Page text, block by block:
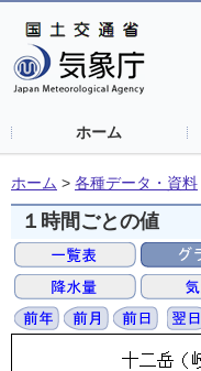
ホーム
ホーム > 各種データ・資料
１時間ごとの値